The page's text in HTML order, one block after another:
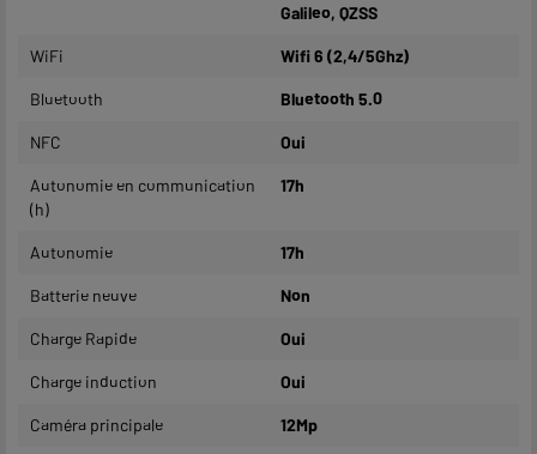
Galileo, QZSS
WiFi Wifi 6 (2,4/5Ghz)
Bluetooth Bluetooth 5.0
NFC Oui
Autonomie en communication
(h)
17h
Autonomie 17h
Batterie neuve Non
Charge Rapide Oui
Charge induction Oui
Caméra principale 12Mp